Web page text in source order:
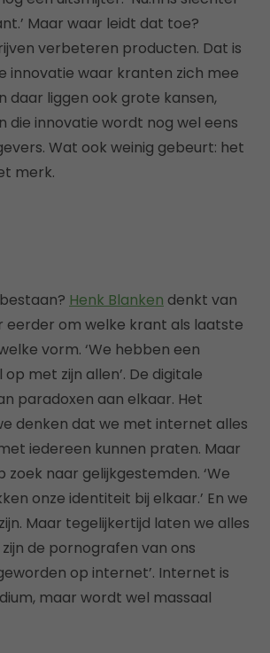
Maar waar leidt dat toe?
verbeteren producten. Dat is
innovatie waar kranten zich mee
daar liggen ook grote kansen,
die innovatie wordt nog wel eens
Wat ook weinig gebeurt: het
merk.
Henk Blanken denkt van
eerder om welke krant als laatste
vorm. ‘We hebben een
met zijn allen’. De digitale
paradoxen aan elkaar. Het
denken dat we met internet alles
iedereen kunnen praten. Maar
zoek naar gelijkgestemden. ‘We
onze identiteit bij elkaar.’ En we
Maar tegelijkertijd laten we alles
zijn de pornografen van ons
op internet’. Internet is
maar wordt wel massaal